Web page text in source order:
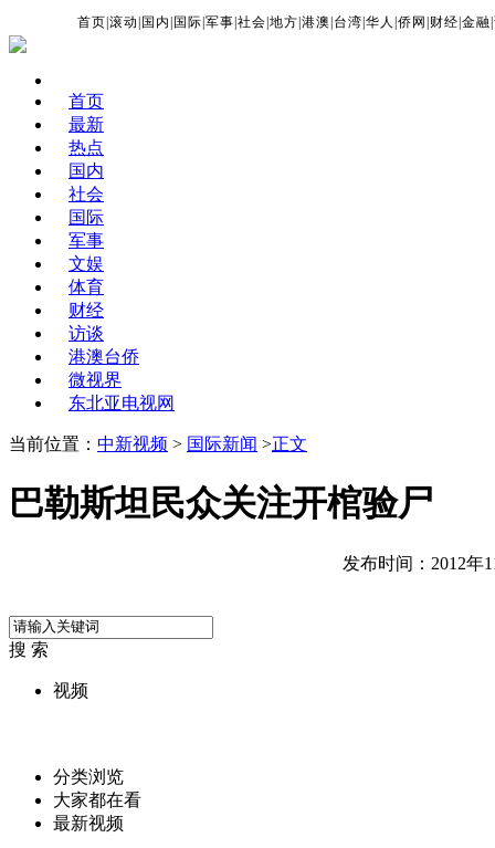
首页 |滚动 国内 国际 |军事 |社会 |地方 |港澳 台湾 |华人 |侨网 财经 |金融 |
首页
最新
热点
国内
社会
国际
军事
文娱
体育
财经
访谈
港澳台侨
微视界
东北亚电视网
当前位置： 中新视频 > 国际新闻 >正文
巴勒斯坦民众关注开棺验尸
发布时间：2012年
搜 索
视频
分类浏览
大家都在看
最新视频